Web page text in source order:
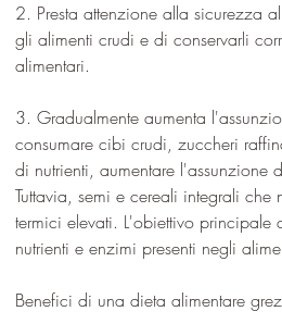
2. Presta attenzione alla sicurezza
gli alimenti crudi e di conservarli
alimentari.
3. Gradualmente aumenta
consumare cibi crudi, zuccheri
di nutrienti, aumentare l'assunzione
Tuttavia, semi e cereali integrali che
termici elevati. L'obiettivo
nutrienti e enzimi presenti negli
Benefici di una dieta alimentare